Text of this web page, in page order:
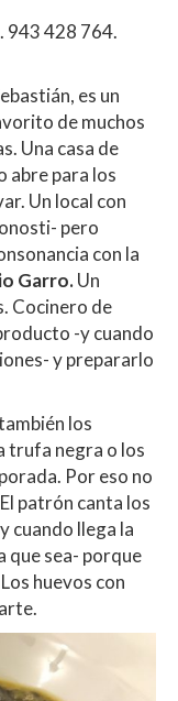
943 428 764.
es un
de muchos
Una casa de
abre para los
Un local con
pero
con la
Garro.Un
Cocinero de
-y cuando
y prepararlo
los
trufa negra o los
Por eso no
patrón canta los
cuando llega la
que sea- porque
huevos con